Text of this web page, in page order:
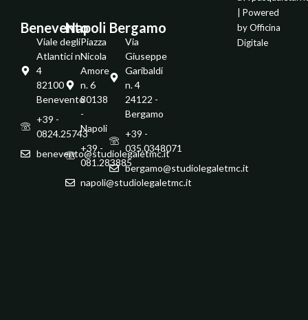
Benevento
Viale degli
Atlantici n.
4
82100 -
Benevento
+39 -
0824.25743
benevento@studiolegaletmc.it
Napoli
Piazza
Nicola
Amore
n. 6
80138
-
Napoli
+39 -
081.283885
napoli@studiolegaletmc.it
Bergamo
Via
Giuseppe
Garibaldi
n. 4
24122 -
Bergamo
+39 -
035.0348071
bergamo@studiolegaletmc.it
| Powered
byOfficina
Digitale